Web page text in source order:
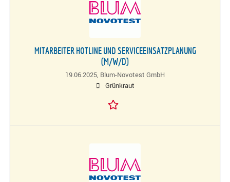
MITARBEITER HOTLINE UND SERVICEEINSATZPLANUNG
(M/W/D)
19.06.2025, Blum-Novotest GmbH
Grünkraut